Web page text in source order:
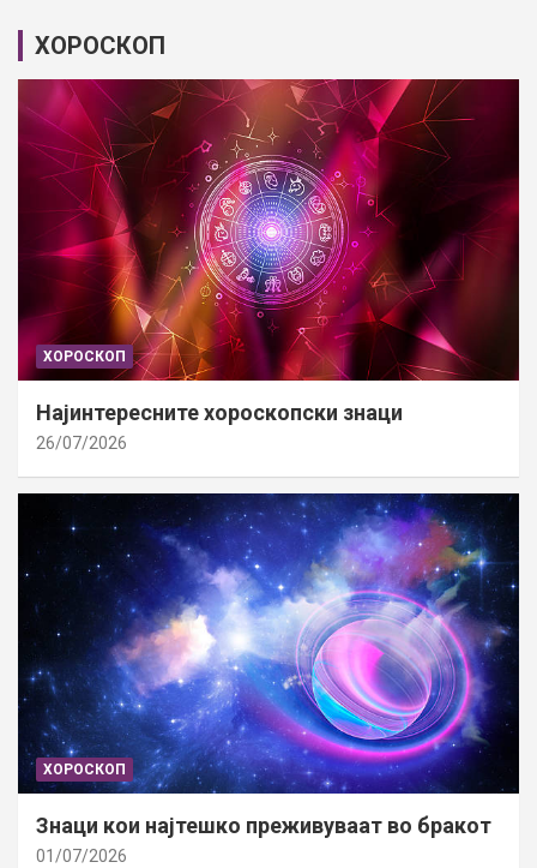
ХОРОСКОП
ХОРОСКОП
Најинтересните хороскопски знаци
26/07/2026
ХОРОСКОП
Знаци кои најтешко преживуваат во бракот
01/07/2026